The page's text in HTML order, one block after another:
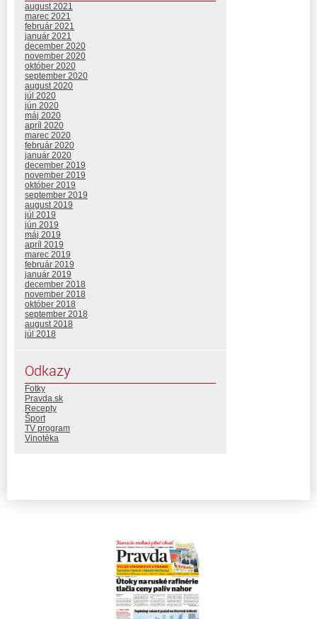
august 2021
marec 2021
február 2021
január 2021
december 2020
november 2020
október 2020
september 2020
august 2020
júl 2020
jún 2020
máj 2020
apríl 2020
marec 2020
február 2020
január 2020
december 2019
november 2019
október 2019
september 2019
august 2019
júl 2019
jún 2019
máj 2019
apríl 2019
marec 2019
február 2019
január 2019
december 2018
november 2018
október 2018
september 2018
august 2018
júl 2018
Odkazy
Fotky
Pravda.sk
Recepty
Šport
TV program
Vinotéka